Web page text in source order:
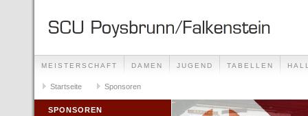
MEISTERSCHAFT DAMEN JUGEND TABELLEN
BERGGERICHTSLAUF
Startseite Sponsoren
SPONSOREN